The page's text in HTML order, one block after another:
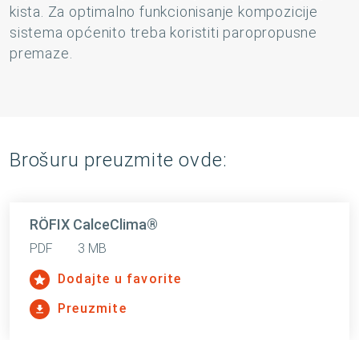
kista. Za optimalno funkcionisanje kompozicije
sistema općenito treba koristiti paropropusne
premaze.
Brošuru preuzmite ovde:
RÖFIX CalceClima®
PDF
3 MB
Dodajte u favorite
Preuzmite